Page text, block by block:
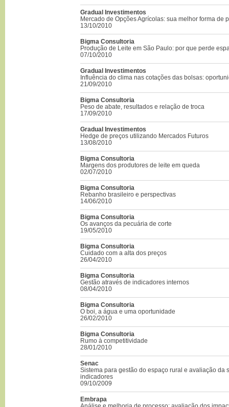
Gradual Investimentos
Mercado de Opções Agrícolas: sua melhor forma de
13/10/2010
Bigma Consultoria
Produção de Leite em São Paulo: por que perde
07/10/2010
Gradual Investimentos
Influência do clima nas cotações das bolsas:
21/09/2010
Bigma Consultoria
Peso de abate, resultados e relação de troca
17/09/2010
Gradual Investimentos
Hedge de preços utilizando Mercados Futuros
13/08/2010
Bigma Consultoria
Margens dos produtores de leite em queda
02/07/2010
Bigma Consultoria
Rebanho brasileiro e perspectivas
14/06/2010
Bigma Consultoria
Os avanços da pecuária de corte
19/05/2010
Bigma Consultoria
Cuidado com a alta dos preços
26/04/2010
Bigma Consultoria
Gestão através de indicadores internos
08/04/2010
Bigma Consultoria
O boi, a água e uma oportunidade
26/02/2010
Bigma Consultoria
Rumo à competitividade
28/01/2010
Senac
Sistema para gestão do espaço rural e avaliação da
indicadores
09/10/2009
Embrapa